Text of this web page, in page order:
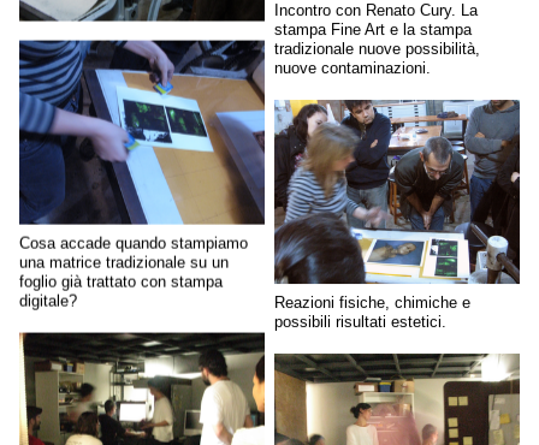
Incontro con Renato Cury. La
stampa Fine Art e la stampa
tradizionale nuove possibilità,
nuove contaminazioni.
Cosa accade quando stampiamo
una matrice tradizionale su un
foglio già trattato con stampa
digitale?
Reazioni fisiche, chimiche e
possibili risultati estetici.